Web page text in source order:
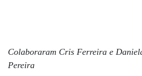
Colaboraram Cris Ferreira e
Pereira